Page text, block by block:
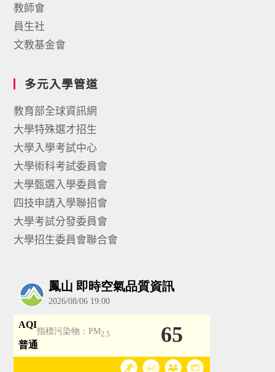
教師會
員生社
文教基金會
多元入學管道
教育部全球資訊網
大學特殊選才招生
大學入學考試中心
大學術科考試委員會
大學甄選入學委員會
四技申請入學聯招會
大學考試分發委員會
大學招生委員會聯合會